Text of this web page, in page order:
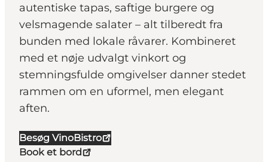
autentiske tapas, saftige burgere og
velsmagende salater – alt tilberedt fra
bunden med lokale råvarer. Kombineret
med et nøje udvalgt vinkort og
stemningsfulde omgivelser danner stedet
rammen om en uformel, men elegant
aften.
Besøg VinoBistro
Book et bord